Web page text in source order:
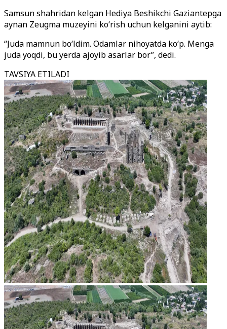
Samsun shahridan kelgan Hediya Beshikchi Gaziantepga
aynan Zeugma muzeyini ko‘rish uchun kelganini aytib:
“Juda mamnun bo‘ldim. Odamlar nihoyatda ko‘p. Menga
juda yoqdi, bu yerda ajoyib asarlar bor”, dedi.
TAVSIYA ETILADI